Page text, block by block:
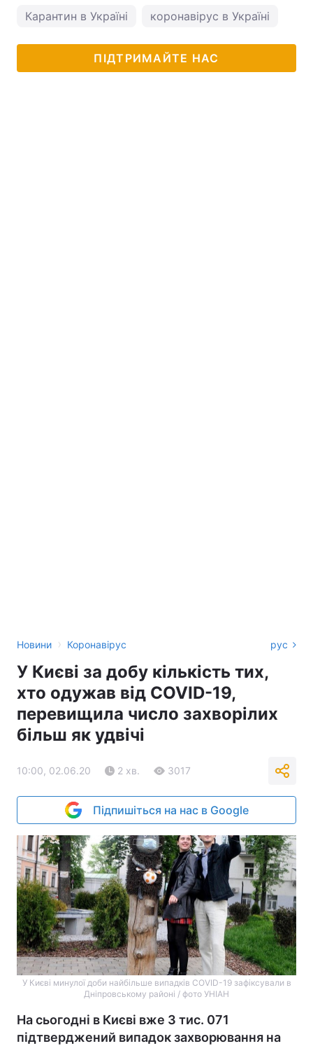
Карантин в Україні коронавірус в Україні
ПІДТРИМАЙТЕ НАС
Новини › Коронавірус рус
У Києві за добу кількість тих,
хто одужав від COVID-19,
перевищила число захворілих
більш як удвічі
10:00, 02.06.20 2 хв. 3017
Підпишіться на нас в Google
У Києві минулої доби найбільше випадків COVID-19 зафіксували в
Дніпровському районі / фото УНІАН
На сьогодні в Києві вже 3 тис. 071
підтверджений випадок захворювання на